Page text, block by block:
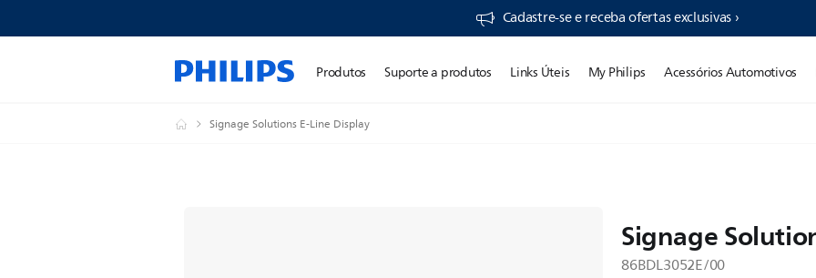
Cadastre-se e receba ofertas exclusivas ›
Produtos Suporte a produtos Links Úteis My Philips Acessórios Automotivos
Signage Solutions E-Line Display
Signage
86BDL3052E/00